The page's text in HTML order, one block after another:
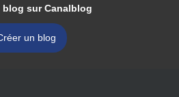
blog sur Canalblog
un blog